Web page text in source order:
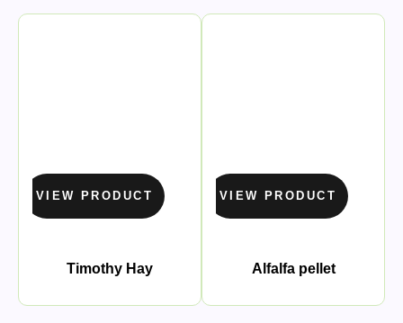
VIEW PRODUCT
Alfalfa pellet
VIEW PRODUCT
Timothy Hay